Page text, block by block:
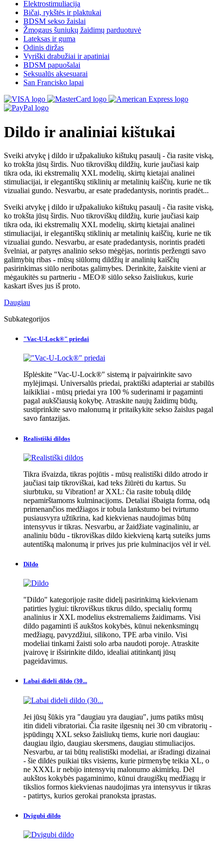
Elektrostimuliacija
Bičai, rykštės ir plaktukai
BDSM sekso žaislai
Žmogaus šuniukų žaidimų parduotuvė
Lateksas ir guma
Odinis diržas
Vyriški drabužiai ir apatiniai
BDSM papuošalai
Seksualūs aksesuarai
San Francisko lapai
Dildo ir analiniai kištukai
Sveiki atvykę į dildo ir užpakaliuko kištukų pasaulį - čia rasite viską,
ko trokšta jūsų širdis. Nuo tikroviškų dildžių, kurie jaučiasi kaip
tikra oda, iki ekstremalių XXL modelių, skirtų kietajai analinei
stimuliacijai, ir elegantiškų stiklinių ar metalinių kaiščių, kurie ne tik
vizualiai gundo. Nesvarbu, ar esate pradedantysis, norintis pradėt...
Sveiki atvykę į dildo ir užpakaliuko kištukų pasaulį - čia rasite viską,
ko trokšta jūsų širdis. Nuo tikroviškų dildžių, kurie jaučiasi kaip
tikra oda, iki ekstremalių XXL modelių, skirtų kietajai analinei
stimuliacijai, ir elegantiškų stiklinių ar metalinių kaiščių, kurie ne tik
vizualiai gundo. Nesvarbu, ar esate pradedantysis, norintis pradėti
švelniai, ar patyręs analinio sekso mėgėjas, norintis peržengti savo
galimybių ribas - mūsų siūlomų dildžių ir analinių kaiščių
pasirinkimas siūlo neribotas galimybes. Derinkite, žaiskite vieni ar
mėgaukitės su partneriu - MEO® siūlo sekso žaisliukus, kurie
kaskart išves jus iš proto.
Daugiau
Subkategorijos
"Vac-U-Lock®" priedai
Išplėskite "Vac-U-Lock®" sistemą ir paįvairinkite savo
mylėjimąsi. Universalūs priedai, praktiški adapteriai ar stabilūs
laikikliai - mūsų priedai yra 100 % suderinami ir pagaminti
pagal aukščiausią kokybę. Atraskite naujų žaidimų būdų,
sustiprinkite savo malonumą ir pritaikykite sekso žaislus pagal
savo fantazijas.
Realistiški dildos
Tikra išvaizda, tikras pojūtis - mūsų realistiški dildo atrodo ir
jaučiasi taip tikroviškai, kad teks žiūrėti du kartus. Su
siurbtuku, su Vibration! ar XXL: čia rasite tobulą dildę
nepamirštamoms kulminacijoms. Detaliai išbaigta forma, odą
primenančios medžiagos ir tobula lankstumo bei tvirtumo
pusiausvyra užtikrina, kad kiekvienas naudojimas būtų
intensyvus ir tikras. Nesvarbu, ar žaidžiate vaginaliniu, ar
analiniu būdu - tikroviškas dildo kiekvieną kartą suteiks jums
autentišką malonumą ir prives jus prie kulminacijos vėl ir vėl.
Dildo
"Dildo" kategorijoje rasite didelį pasirinkimą kiekvienam
patirties lygiui: tikroviškus tikrus dildo, specialių formų
analinius ir XXL modelius ekstremaliems žaidimams. Visi
dildo pagaminti iš aukštos kokybės, kūnui nekenksmingų
medžiagų, pavyzdžiui, silikono, TPE arba vinilo. Visi
modeliai tinkami žaisti solo arba naudoti poroje. Atraskite
įvairovę ir išsirinkite dildo, idealiai atitinkantį jūsų
pageidavimus.
Labai dideli dildo (30...
Jei jūsų šūkis yra "daugiau yra daugiau", jums patiks mūsų
itin dideli vibratoriai. Čia rasite ilgesnių nei 30 cm vibratorių -
įspūdingų XXL sekso žaisliukų tiems, kurie nori daugiau:
daugiau ilgio, daugiau skersmens, daugiau stimuliacijos.
Nesvarbu, ar tai būtų realistiški modeliai, ar išradingi dizainai
- šie dildės puikiai tiks visiems, kurie pirmenybę teikia XL, o
ne XXXL ir nebijo intensyvių malonumo akimirkų. Dėl
aukštos kokybės pagaminimo, kūnui draugiškų medžiagų ir
tikslios formos kiekvienas naudojimas yra intensyvus ir tikras
- patirtys, kurios gerokai pranoksta įprastas.
Dvigubi dildo